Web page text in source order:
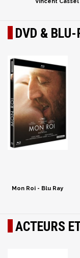
Vincent Cassel
DVD & BLU-
Mon Roi - Blu Ray
ACTEURS